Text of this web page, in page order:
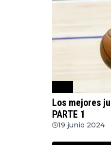
Los mejores
PARTE 1
19 junio 2024